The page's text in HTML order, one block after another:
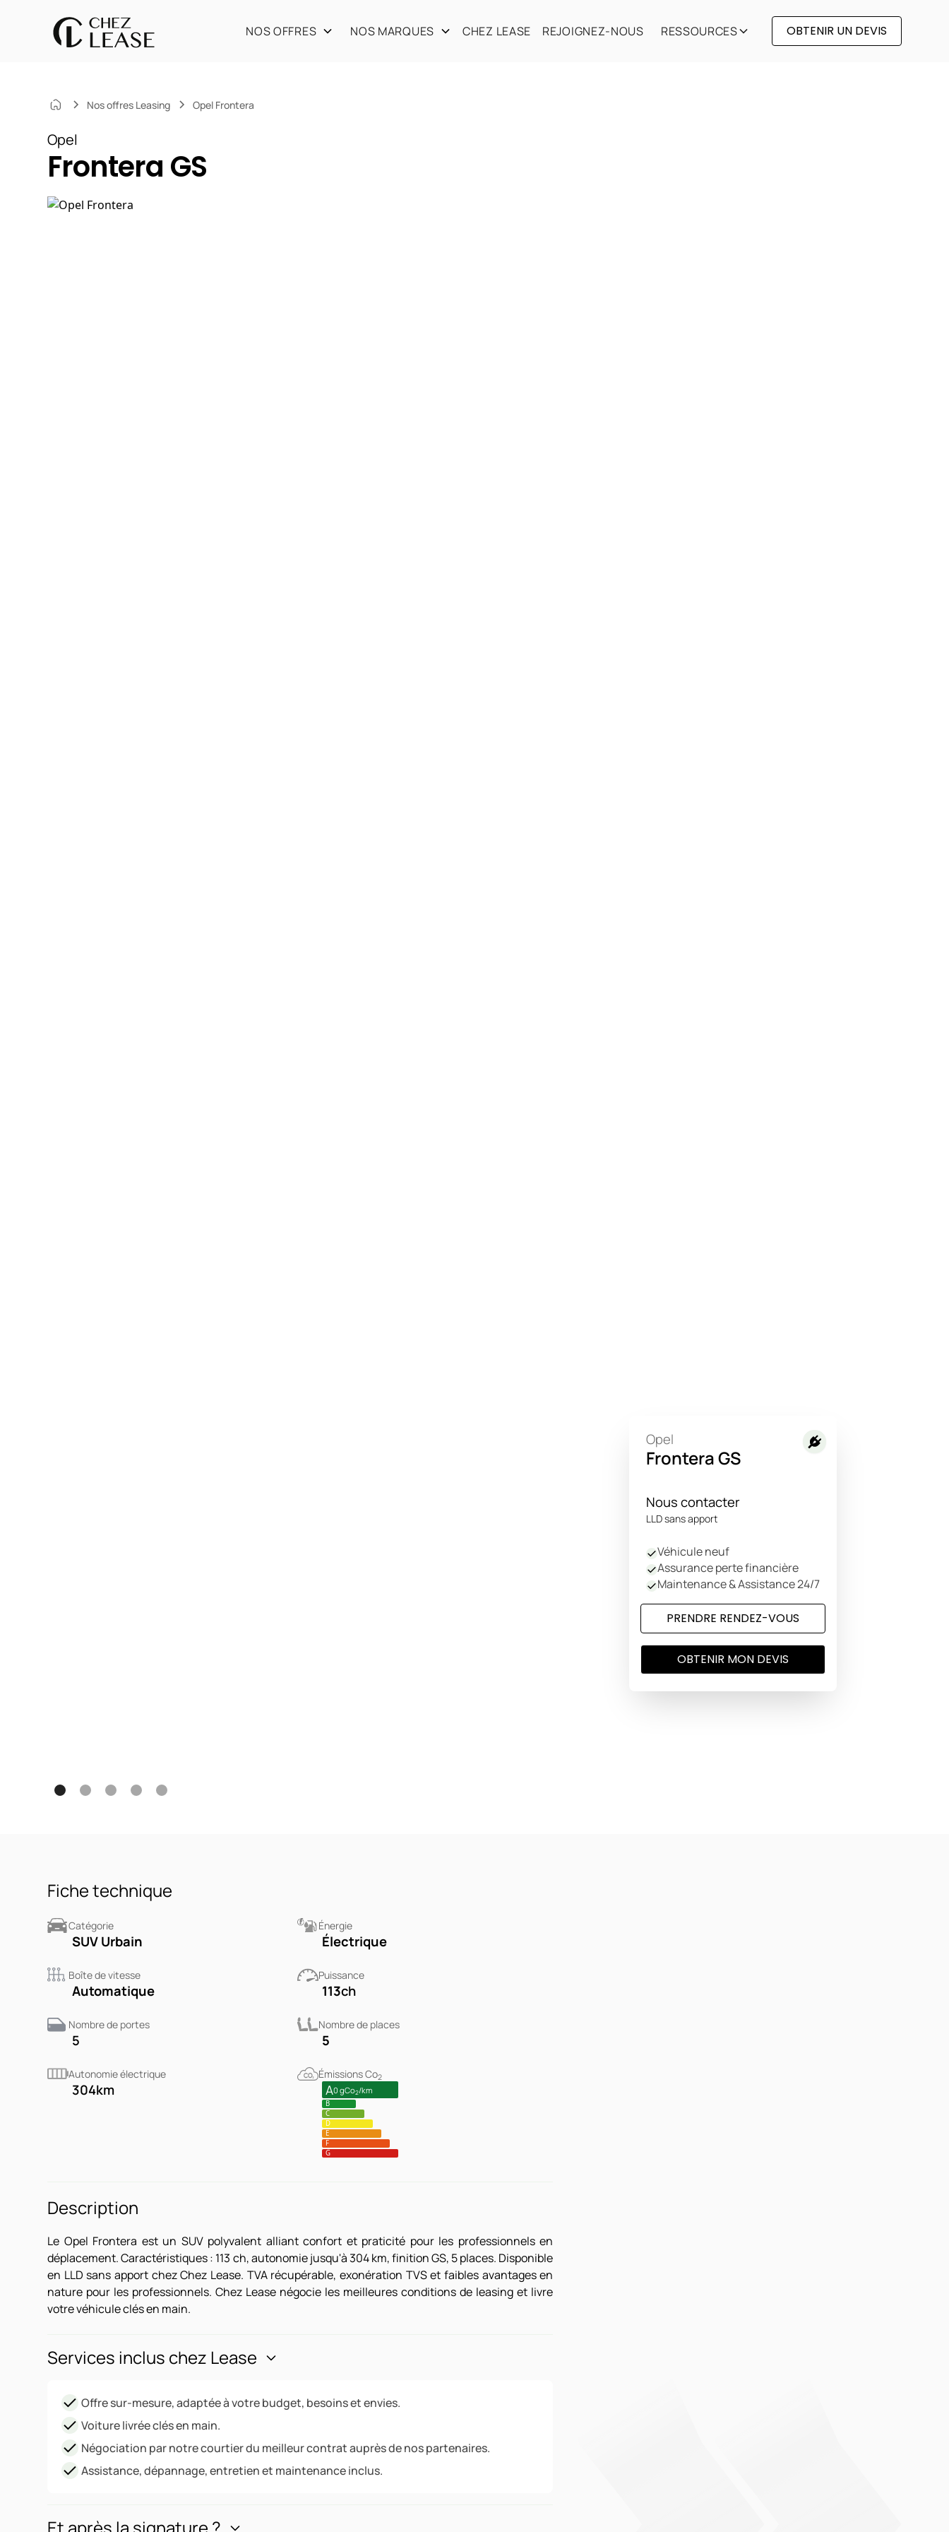
NOS OFFRES NOS MARQUES CHEZ LEASE REJOIGNEZ-NOUS RESSOURCES OBTENIR UN DEVIS
Nos offres Leasing Opel Frontera
Opel
Frontera GS
Fiche technique
Catégorie
SUV Urbain
Énergie
Électrique
Boîte de vitesse
Automatique
Puissance
113ch
Nombre de portes
5
Nombre de places
5
Autonomie électrique
304km
Émissions Co2
A0 gCo2/km
B
C
D
E
F
G
Description
Le Opel Frontera est un SUV polyvalent alliant confort et praticité pour les professionnels en
déplacement. Caractéristiques : 113 ch, autonomie jusqu'à 304 km, finition GS, 5 places. Disponible
en LLD sans apport chez Chez Lease. TVA récupérable, exonération TVS et faibles avantages en
nature pour les professionnels. Chez Lease négocie les meilleures conditions de leasing et livre
votre véhicule clés en main.
Services inclus chez Lease
Offre sur-mesure, adaptée à votre budget, besoins et envies.
Voiture livrée clés en main.
Négociation par notre courtier du meilleur contrat auprès de nos partenaires.
Assistance, dépannage, entretien et maintenance inclus.
Opel
Frontera GS
Nous contacter
LLD sans apport
Véhicule neuf
Assurance perte financière
Maintenance & Assistance 24/7
PRENDRE RENDEZ-VOUS
OBTENIR MON DEVIS